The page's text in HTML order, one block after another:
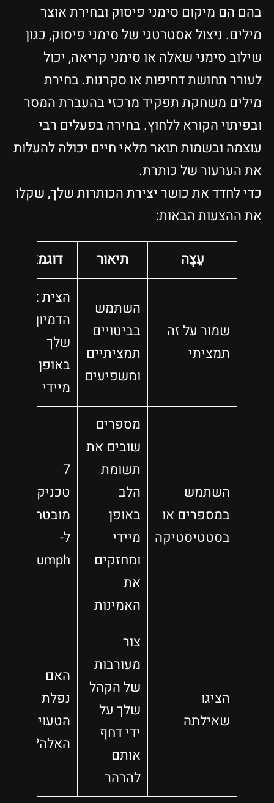
בהם הם מיקום סימני פיסוק ובחירת אוצר
מילים. ניצול אסטרטגי של סימני פיסוק, כגון
שילוב סימני שאלה או סימני קריאה, יכול
לעורר תחושת דחיפות או סקרנות. בחירת
מילים משחקת תפקיד מרכזי בהעברת המסר
ובפיתוי הקורא ללחוץ. בחירה בפעלים רבי
עוצמה ובשמות תואר מלאי חיים יכולה להעלות
את הערעור של כותרת.
כדי לחדד את כושר יצירת הכותרות שלך, שקלו
את ההצעות הבאות:
עֵצָה תיאור דוגמא
שמור על זה
תמציתי
השתמש
בביטויים
תמציתיים
ומשפיעים
הצית את
הדמיון
שלך
באופן
מיידי
השתמש
במספרים או
בסטטיסטיקה
מספרים
שובים את
תשומת
הלב
באופן
מיידי
ומחזקים
את
האמינות
7
טכניקות
מובטחות
ל-
Triumph
הציגו
שאילתה
צור
מעורבות
של הקהל
שלך על
ידי דחף
אותם
להרהר
האם
נפלת על
הטעויות
האלה?